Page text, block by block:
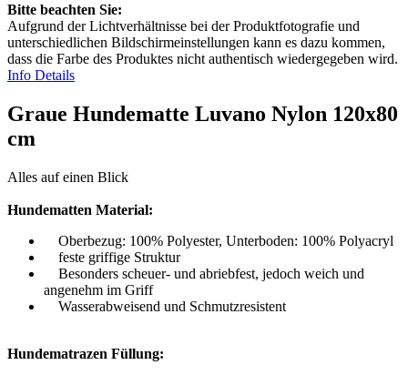
Bitte beachten Sie:
Aufgrund der Lichtverhältnisse bei der Produktfotografie und
unterschiedlichen Bildschirmeinstellungen kann es dazu kommen,
dass die Farbe des Produktes nicht authentisch wiedergegeben wird.
Info Details
Graue Hundematte Luvano Nylon 120x80
cm
Alles auf einen Blick
Hundematten Material:
Oberbezug: 100% Polyester, Unterboden: 100% Polyacryl
feste griffige Struktur
Besonders scheuer- und abriebfest, jedoch weich und
angenehm im Griff
Wasserabweisend und Schmutzresistent
Hundematrazen Füllung: